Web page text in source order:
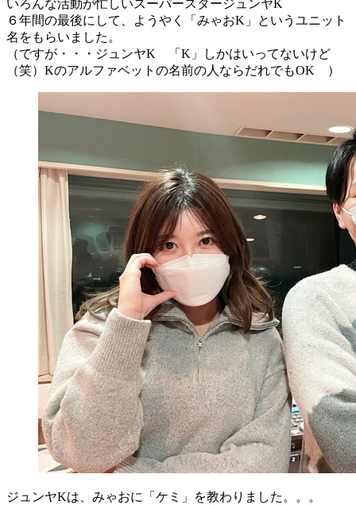
いろんな活動が忙しいスーパースタージュンヤK
６年間の最後にして、ようやく「みゃおK」というユニット
名をもらいました。
（ですが・・・ジュンヤK 「K」しかはいってないけど
（笑）Kのアルファベットの名前の人ならだれでもOK ）
ジュンヤKは、みゃおに「ケミ」を教わりました。。。